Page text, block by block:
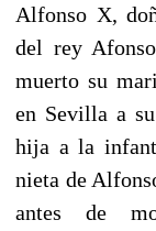
Alfonso X,
del rey
muerto su
en Sevilla a
hija a la
nieta de
antes de